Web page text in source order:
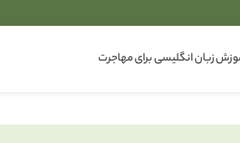
زبان انگلیسی برای مهاجرت